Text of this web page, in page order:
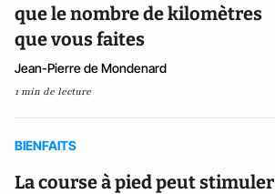
que le nombre de kilomètres
que vous faites
Jean-Pierre de Mondenard
1 min de lecture
BIENFAITS
La course à pied peut stimuler